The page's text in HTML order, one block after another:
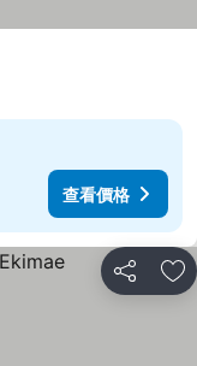
查看價格
分享 加